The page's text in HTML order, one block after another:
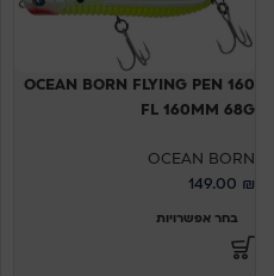
OCEAN BORN FLYING PEN 160
FL 160MM 68G
OCEAN BORN
149.00 ₪
בחר אפשרויות